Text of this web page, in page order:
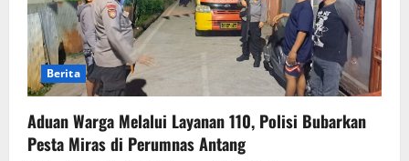
Berita
Aduan Warga Melalui Layanan 110, Polisi Bubarkan
Pesta Miras di Perumnas Antang